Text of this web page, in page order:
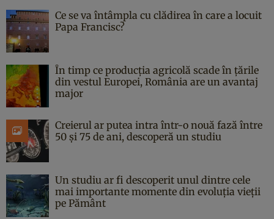
Ce se va întâmpla cu clădirea în care a locuit
Papa Francisc?
În timp ce producția agricolă scade în țările
din vestul Europei, România are un avantaj
major
Creierul ar putea intra într-o nouă fază între
50 și 75 de ani, descoperă un studiu
Un studiu ar fi descoperit unul dintre cele
mai importante momente din evoluția vieții
pe Pământ